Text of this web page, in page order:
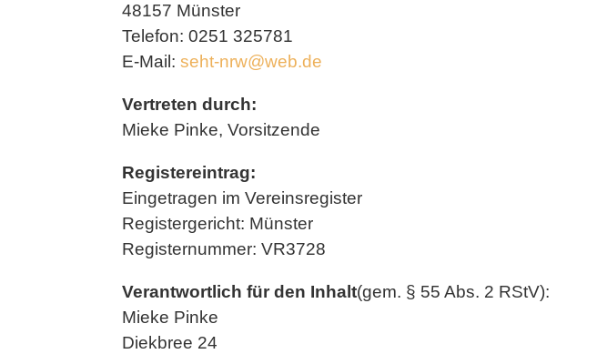
48157 Münster
Telefon: 0251 325781
E-Mail:seht-nrw@web.de
Vertreten durch:
Mieke Pinke, Vorsitzende
Registereintrag:
Eingetragen im Vereinsregister
Registergericht: Münster
Registernummer: VR3728
Verantwortlich für den Inhalt(gem. § 55 Abs. 2 RStV):
Mieke Pinke
Diekbree 24